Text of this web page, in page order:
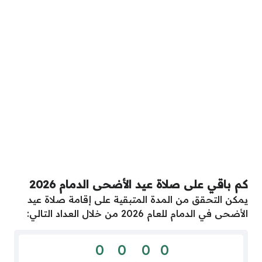
كم باقي على صلاة عيد الأضحى الدمام 2026
يمكن التحقق من المدة المتبقية على إقامة صلاة عيد
الأضحى في الدمام للعام 2026 من خلال العداد التالي:
0
0
0
0